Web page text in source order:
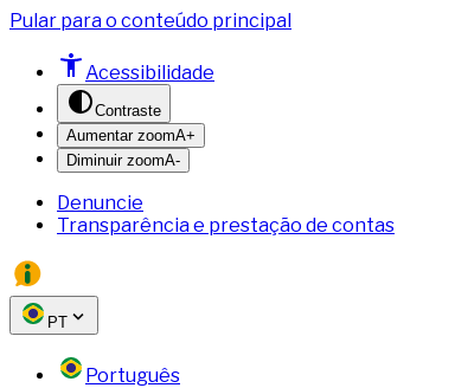
Pular para o conteúdo principal
Acessibilidade
Contraste
Aumentar zoomA+
Diminuir zoomA-
Denuncie
Transparência e prestação de contas
PT
Português